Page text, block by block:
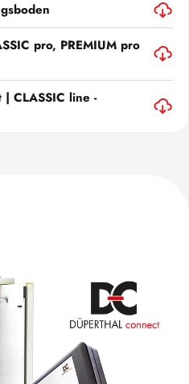
pro, PREMIUM pro
| CLASSIC line -